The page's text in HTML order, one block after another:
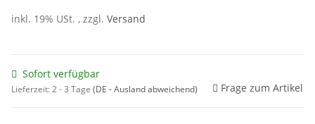
inkl. 19% USt. , zzgl. Versand
Sofort verfügbar
Lieferzeit:2 - 3 Tage (DE - Ausland abweichend) Frage zum Artikel